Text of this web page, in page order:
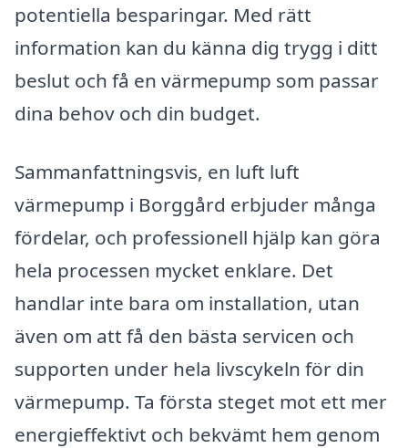
potentiella besparingar. Med rätt
information kan du känna dig trygg i ditt
beslut och få en värmepump som passar
dina behov och din budget.
Sammanfattningsvis, en luft luft
värmepump i Borggård erbjuder många
fördelar, och professionell hjälp kan göra
hela processen mycket enklare. Det
handlar inte bara om installation, utan
även om att få den bästa servicen och
supporten under hela livscykeln för din
värmepump. Ta första steget mot ett mer
energieffektivt och bekvämt hem genom